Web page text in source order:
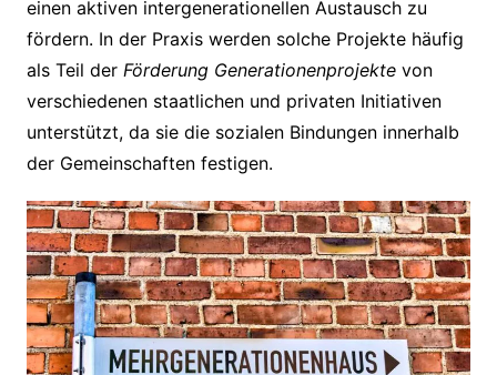
einen aktiven intergenerationellen Austausch zu
fördern. In der Praxis werden solche Projekte häufig
als Teil der Förderung Generationenprojektevon
verschiedenen staatlichen und privaten Initiativen
unterstützt, da sie die sozialen Bindungen innerhalb
der Gemeinschaften festigen.